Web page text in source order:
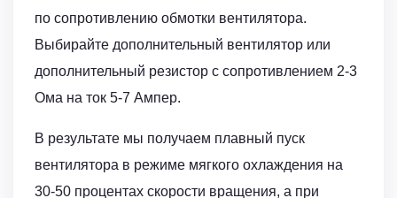
по сопротивлению обмотки вентилятора.
Выбирайте дополнительный вентилятор или
дополнительный резистор с сопротивлением 2-3
Ома на ток 5-7 Ампер.
В результате мы получаем плавный пуск
вентилятора в режиме мягкого охлаждения на
30-50 процентах скорости вращения, а при